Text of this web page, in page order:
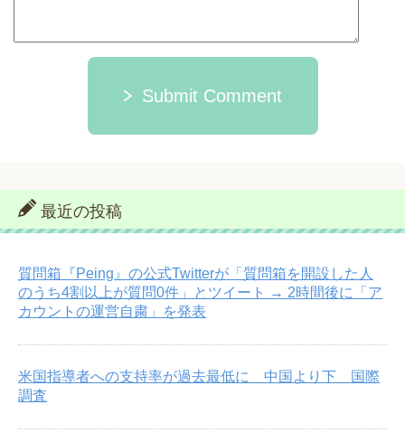
Submit Comment
最近の投稿
質問箱『Peing』の公式Twitterが「質問箱を開設した人
のうち4割以上が質問0件」とツイート → 2時間後に「ア
カウントの運営自粛」を発表
米国指導者への支持率が過去最低に 中国より下 国際
調査